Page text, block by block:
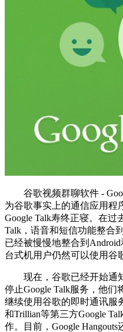
谷歌视频群聊软件 -
为谷歌事实上的通信应用程
Google Talk寿终正寝。在过
Talk，语音和短信功能整合
已经被慢慢地整合到Android
台式机用户仍然可以使用谷
现在，谷歌已经开始通知
停止Google Talk服务，他们
继续使用谷歌的即时通讯服
和Trillian等第三方Google
作。目前，Google Hangouts